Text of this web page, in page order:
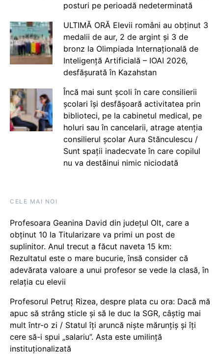
posturi pe perioadă nedeterminată
ULTIMĂ ORĂ Elevii români au obținut 3
medalii de aur, 2 de argint și 3 de
bronz la Olimpiada Internațională de
Inteligență Artificială – IOAI 2026,
desfășurată în Kazahstan
Încă mai sunt școli în care consilierii
școlari își desfășoară activitatea prin
biblioteci, pe la cabinetul medical, pe
holuri sau în cancelarii, atrage atenția
consilierul școlar Aura Stănculescu /
Sunt spații inadecvate în care copilul
nu va destăinui nimic niciodată
CELE MAI NOI
Profesoara Geanina David din județul Olt, care a
obținut 10 la Titularizare va primi un post de
suplinitor. Anul trecut a făcut naveta 15 km:
Rezultatul este o mare bucurie, însă consider că
adevărata valoare a unui profesor se vede la clasă, în
relația cu elevii
Profesorul Petruț Rizea, despre plata cu ora: Dacă mă
apuc să strâng sticle și să le duc la SGR, câștig mai
mult într-o zi / Statul îți aruncă niște mărunțiș și îți
cere să-i spui „salariu”. Asta este umilință
instituționalizată